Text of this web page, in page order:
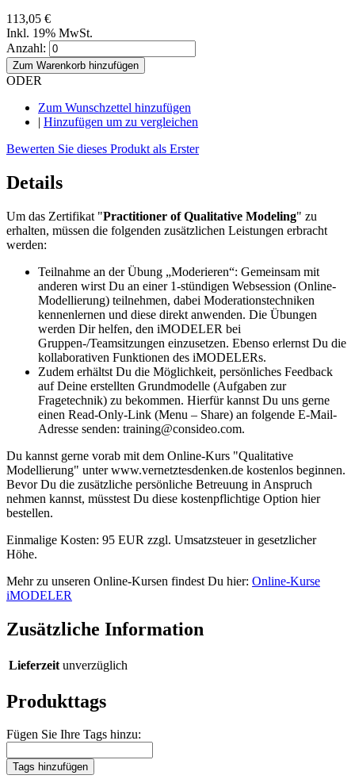
113,05 €
Inkl. 19% MwSt.
Anzahl:
Zum Warenkorb hinzufügen
ODER
Zum Wunschzettel hinzufügen
| Hinzufügen um zu vergleichen
Bewerten Sie dieses Produkt als Erster
Details
Um das Zertifikat "Practitioner of Qualitative Modeling" zu
erhalten, müssen die folgenden zusätzlichen Leistungen erbracht
werden:
Teilnahme an der Übung „Moderieren“: Gemeinsam mit
anderen wirst Du an einer 1-stündigen Websession (Online-
Modellierung) teilnehmen, dabei Moderationstechniken
kennenlernen und diese direkt anwenden. Die Übungen
werden Dir helfen, den iMODELER bei
Gruppen-/Teamsitzungen einzusetzen. Ebenso erlernst Du die
kollaborativen Funktionen des iMODELERs.
Zudem erhältst Du die Möglichkeit, persönliches Feedback
auf Deine erstellten Grundmodelle (Aufgaben zur
Fragetechnik) zu bekommen. Hierfür kannst Du uns gerne
einen Read-Only-Link (Menu – Share) an folgende E-Mail-
Adresse senden: training@consideo.com.
Du kannst gerne vorab mit dem Online-Kurs "Qualitative
Modellierung" unter www.vernetztesdenken.de kostenlos beginnen.
Bevor Du die zusätzliche persönliche Betreuung in Anspruch
nehmen kannst, müsstest Du diese kostenpflichtige Option hier
bestellen.
Einmalige Kosten: 95 EUR zzgl. Umsatzsteuer in gesetzlicher
Höhe.
Mehr zu unseren Online-Kursen findest Du hier: Online-Kurse
iMODELER
Zusätzliche Information
Lieferzeit unverzüglich
Produkttags
Fügen Sie Ihre Tags hinzu:
Tags hinzufügen